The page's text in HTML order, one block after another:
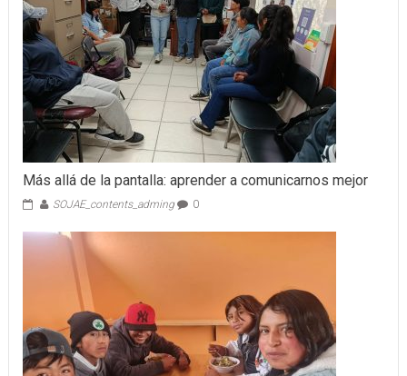
Más allá de la pantalla: aprender a comunicarnos mejor
SOJAE_contents_adming 0